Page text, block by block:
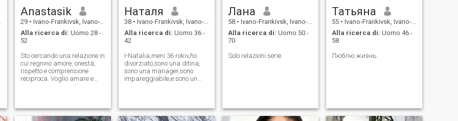
costruire una vita piena di
calore, fiducia e avventura.
Anastasik
29 • Ivano-Frankivsk, Ivano-Frankivs'k, Ucraina
Alla ricerca di: Uomo 28 -
52
Sto cercando una relazione in
cui regnino amore, onestà,
rispetto e comprensione
reciproca. Voglio amare e
Наталя
38 • Ivano-Frankivsk, Ivano-Frankivs'k, Ucraina
Alla ricerca di: Uomo 36 -
42
I-Natalia,meni 36 rokіv,ho
divorziato,sono una ditina,
sono una manager,sono
impareggiabile,e sono un
Лана
58 • Ivano-Frankivsk, Ivano-Frankivs'k, Ucraina
Alla ricerca di: Uomo 50 -
70
Solo relazioni serie.
Татьяна
55 • Ivano-Frankivsk, Ivano-Frankivs'k, Ucraina
Alla ricerca di: Uomo 46 -
58
Люблю жизнь